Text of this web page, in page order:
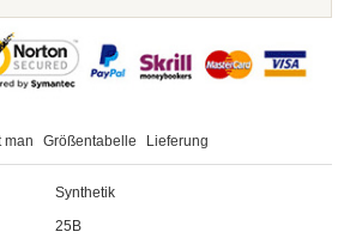
man Größentabelle Lieferung
Synthetik
25B